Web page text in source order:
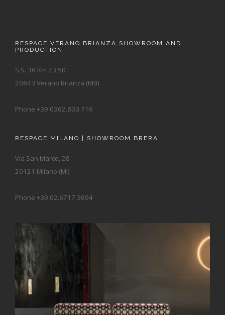
RESPACE VERANO BRIANZA SHOWROOM AND
PRODUCTION
S.S. 36 Km 23.50
20843 Verano Brianza (MB)
Phone +39 0362.803.716
RESPACE MILANO | SHOWROOM BRERA
Via San Marco, 28
20121 Milano (MI)
Phone +39 02.6717.3694